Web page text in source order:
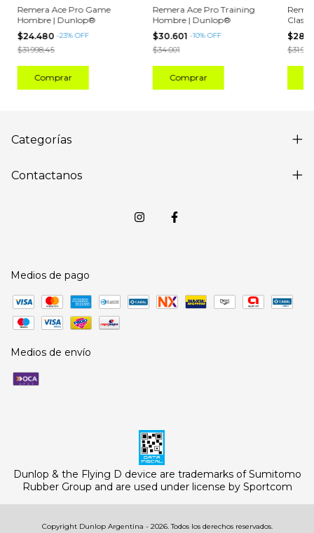
Remera Ace Pro Game
Hombre | Dunlop®
$24.480 -23%OFF
$31.998,45
Comprar
Remera Ace Pro Training
Hombre | Dunlop®
$30.601 -10%OFF
$34.001
Comprar
Categorías
Contactanos
Medios de pago
Medios de envío
Dunlop & the Flying D device are trademarks of Sumitomo
Rubber Group and are used under license by Sportcom
Copyright Dunlop Argentina - 2026. Todos los derechos reservados.